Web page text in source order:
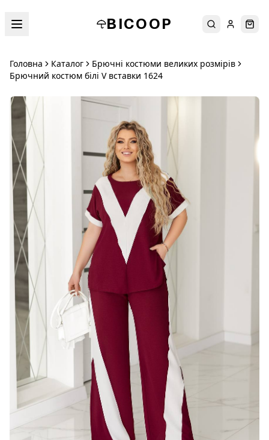
BICOOP ПошукУвійти
Головна Каталог
Брючні костюми великих розмірів
Брючний костюм білі V вставки 1624